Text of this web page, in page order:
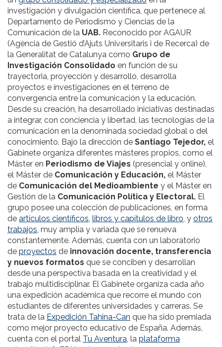
investigación y divulgación científica, que pertenece al
Departamento de Periodismo y Ciencias de la
Comunicación de la UAB. Reconocido por AGAUR
(Agència de Gestió d’Ajuts Universitaris i de Recerca) de
la Generalitat de Catalunya como Grupo de
Investigación Consolidado en función de su
trayectoria, proyección y desarrollo, desarrolla
proyectos e investigaciones en el terreno de
convergencia entre la comunicación y la educación.
Desde su creación, ha desarrollado iniciativas destinadas
a integrar, con conciencia y libertad, las tecnologías de la
comunicación en la denominada sociedad global o del
conocimiento. Bajo la dirección de Santiago Tejedor, el
Gabinete organiza diferentes másteres propios, como el
Máster en Periodismo de Viajes (presencial y online),
el Máster de Comunicación y Educación, el Máster
de Comunicación del Medioambiente y el Máster en
Gestión de la Comunicación Política y Electoral. El
grupo posee una colección de publicaciones, en forma
de artículos científicos, libros y capítulos de libro, y otros
trabajos, muy amplia y variada que se renueva
constantemente. Además, cuenta con un laboratorio
de proyectos de innovación docente, transferencia
y nuevos formatos que se conciben y desarrollan
desde una perspectiva basada en la creatividad y el
trabajo multidisciplinar. El Gabinete organiza cada año
una expedición académica que recorre el mundo con
estudiantes de diferentes universidades y carreras. Se
trata de la Expedición Tahina-Can que ha sido premiada
como mejor proyecto educativo de España. Además,
cuenta con el portal Tu Aventura, la plataforma